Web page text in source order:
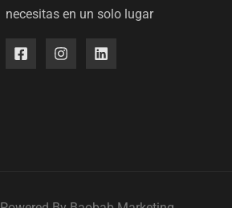
necesitas en un solo lugar